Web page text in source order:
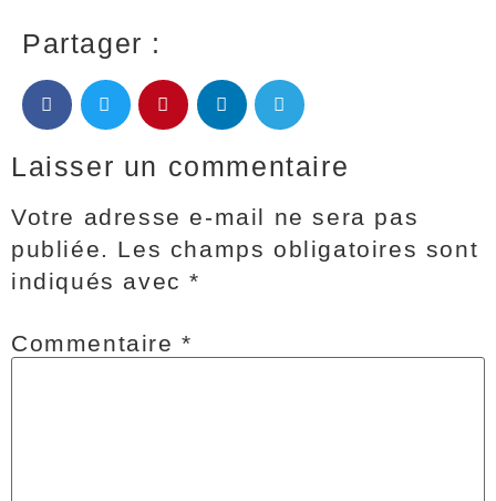
Partager :
Laisser un commentaire
Votre adresse e-mail ne sera pas
publiée. Les champs obligatoires sont
indiqués avec*
Commentaire*